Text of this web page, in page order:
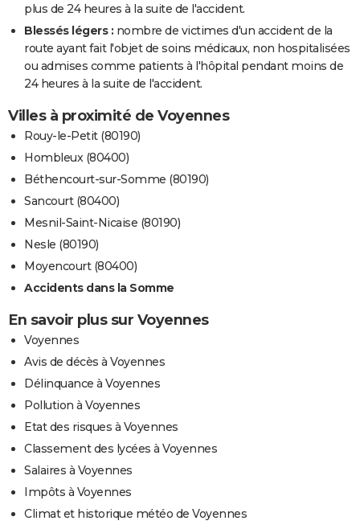
plus de 24 heures à la suite de l'accident.
Blessés légers : nombre de victimes d'un accident de la
route ayant fait l'objet de soins médicaux, non hospitalisées
ou admises comme patients à l'hôpital pendant moins de
24 heures à la suite de l'accident.
Villes à proximité de Voyennes
Rouy-le-Petit (80190)
Hombleux (80400)
Béthencourt-sur-Somme (80190)
Sancourt (80400)
Mesnil-Saint-Nicaise (80190)
Nesle (80190)
Moyencourt (80400)
Accidents dans la Somme
En savoir plus sur Voyennes
Voyennes
Avis de décès à Voyennes
Délinquance à Voyennes
Pollution à Voyennes
Etat des risques à Voyennes
Classement des lycées à Voyennes
Salaires à Voyennes
Impôts à Voyennes
Climat et historique météo de Voyennes